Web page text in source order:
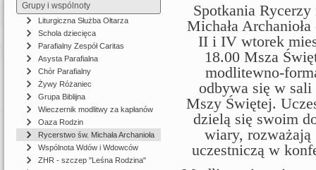
Grupy i wspólnoty
Liturgiczna Służba Ołtarza
Schola dziecięca
Parafialny Zespół Caritas
Asysta Parafialna
Chór Parafialny
Żywy Różaniec
Grupa Biblijna
Wieczernik modlitwy za kapłanów
Oaza Rodzin
Rycerstwo św. Michała Archanioła
Wspólnota Wdów i Wdowców
ZHR - szczep "Leśna Rodzina"
Spotkania
Michała
II i IV wtorek
18.00 Msza
modlitewno-
odbywa się w
Mszy Świętej.
dzielą się swoim
wiary, rozważają
uczestniczą w